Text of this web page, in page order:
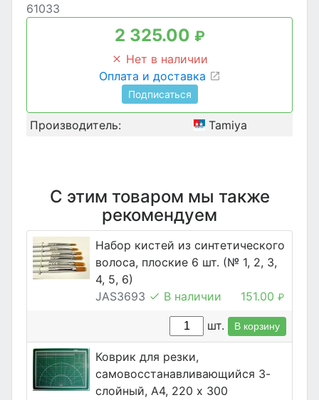
61033
2 325.00 ₽
Нет в наличии
Оплата и доставка
Подписаться
Производитель: Tamiya
С этим товаром мы также
рекомендуем
Набор кистей из синтетического
волоса, плоские 6 шт. (№ 1, 2, 3,
4, 5, 6)
JAS3693
В наличии 151.00 ₽
шт. В корзину
Коврик для резки,
самовосстанавливающийся 3-
слойный, А4, 220 х 300